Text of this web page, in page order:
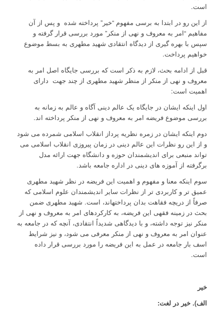
است.
از این رو در ابتدا به برسی مفهوم “خیر” پرداخته شده و پس از آن
مفاهیم “امر به معروف و نهی از منکر” مورد بررسی قرار گرفته و
سپس با بهره گیری از دیدگاه انتقادی شهید مطهری به بسط موضوع
خواهیم پرداخت.
قبل از ادامه بحث، لازم به ذکر است که بررسی جایگاه اصل امر به
معروف و نهی از منکر از منظر شهید مطهری از چند جهت دارای
اهمیت است:
اول اینکه ایشان در جایگاه یک عالم دینی آگاه و عالم به زمانه به
بررسی موضوع فریضه امر به معروف و نهی از منکر پرداخته اند.
دوم اینکه ایشان در زمره نظریه پرداز انقلاب اسلامی شمرده می شود
و از این رو نظرات این عالم دینی در زمان پیروزی انقلاب اسلامی می
تواند منبعی برای اندیشمندان حوزه و دانشگاه جهت ارائه مدل
برگرفته از آموزه های دینی در اداره جامعه باشد.
سوم اینکه معنا و مفهوم و اهمیت این فریضه در نظر شهید مطهری
عمیق تر و کاربردی تر از نظرات سایر اندیشمندان علوم اسلامی که
صرفاً از دریچه فقاهت بدان پرداخته­اند، است. شهید مطهری ضمن
بحث در زمینه فقهی این فریضه، به کارکردهای امر به معروف و نهی از
منکر نیز توجه داشته، و با دیدگاهی شدیداً انتقادی، آنچه که در جامعه به
عنوان امر به معروف و نهی از منکر معرفی می شود، و نیز شرایط
اسف بار جامعه در عمل به این فریضه را مورد بررسی قرار داده
است.
خیر
الف). خیر در لغت: